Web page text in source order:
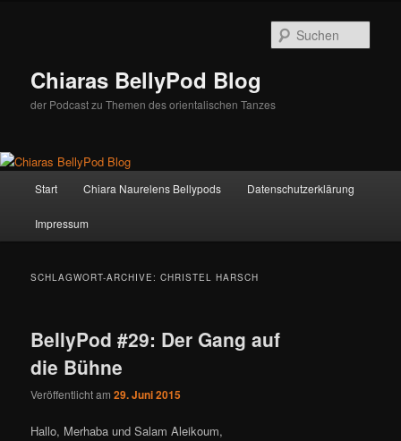
Chiaras BellyPod Blog
der Podcast zu Themen des orientalischen Tanzes
Start Chiara Naurelens Bellypods Datenschutzerklärung
Impressum
SCHLAGWORT-ARCHIVE:CHRISTEL HARSCH
BellyPod #29: Der Gang auf
die Bühne
Veröffentlicht am29. Juni 2015
Hallo, Merhaba und Salam Aleikoum,